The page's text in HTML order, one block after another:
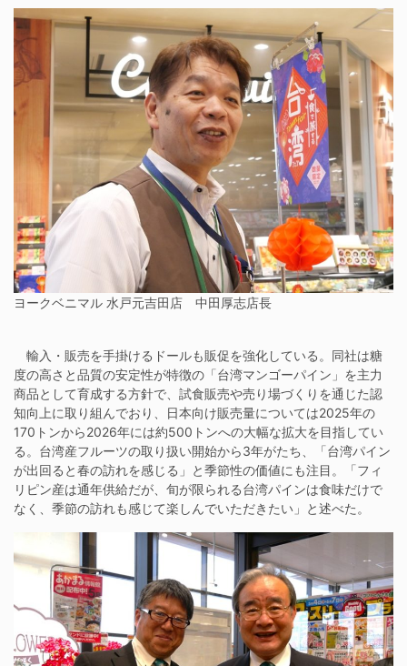
ヨークベニマル 水戸元吉田店 中田厚志店長
輸入・販売を手掛けるドールも販促を強化している。同社は糖
度の高さと品質の安定性が特徴の「台湾マンゴーパイン」を主力
商品として育成する方針で、試食販売や売り場づくりを通じた認
知向上に取り組んでおり、日本向け販売量については2025年の
170トンから2026年には約500トンへの大幅な拡大を目指してい
る。台湾産フルーツの取り扱い開始から3年がたち、「台湾パイン
が出回ると春の訪れを感じる」と季節性の価値にも注目。「フィ
リピン産は通年供給だが、旬が限られる台湾パインは食味だけで
なく、季節の訪れも感じて楽しんでいただきたい」と述べた。